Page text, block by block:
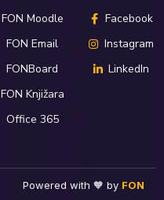
FON Moodle
FON Email
FONBoard
FON Knjižara
Office 365
Facebook
Instagram
LinkedIn
Powered with 🧡 by FON